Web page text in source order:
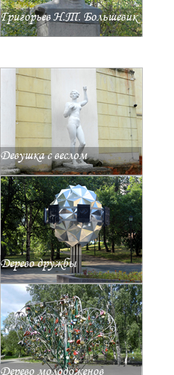
Григорьев Н.Т. Большевик
Девушка с веслом
Дерево дружбы
Дерево молодоженов